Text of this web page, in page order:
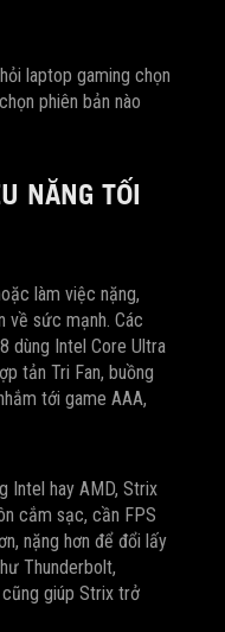
laptop gaming chọn
phiên bản nào
NĂNG TỐI
làm việc nặng,
về sức mạnh. Các
dùng Intel Core Ultra
tản Tri Fan, buồng
tới game AAA,
Intel hay AMD, Strix
cắm sạc, cần FPS
nặng hơn để đổi lấy
Thunderbolt,
giúp Strix trở